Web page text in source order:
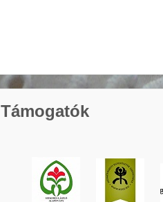
Támogatók